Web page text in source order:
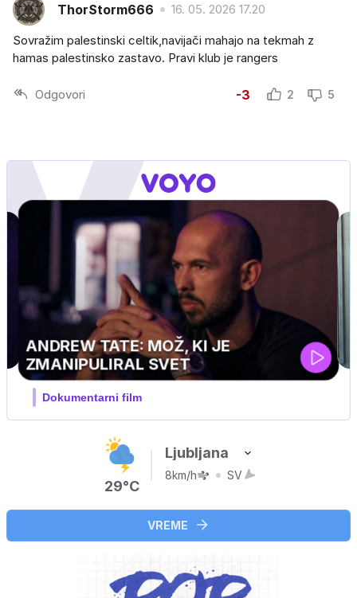
ThorStorm666 16. 05. 2026 17.20
Sovražim palestinski celtik,navijači mahajo na tekmah z
hamas palestinsko zastavo. Pravi klub je rangers
Odgovori -3 2 5
29°C
Ljubljana
8km/h SV
VREME